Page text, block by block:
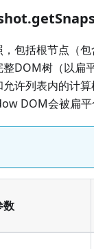
包括根节点（
DOM树（以扁
许列表内的计
DOM会被扁平
数